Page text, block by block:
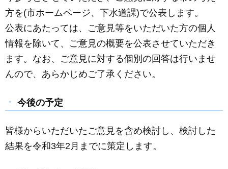
方を(市ホームページ、下水道課)で公表します。
公表にあたっては、ご意見等をいただいた方の個人
情報を除いて、ご意見の概要を公表させていただき
ます。なお、ご意見に対する個別の回答は行いませ
んので、あらかじめご了承ください。
今後の予定
皆様からいただいたご意見を含め検討し、検討した
結果を令和3年2月までに策定します。